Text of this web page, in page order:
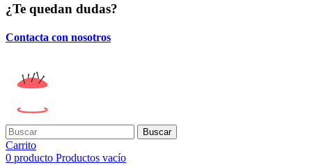
¿Te quedan dudas?
Contacta con nosotros
Buscar
Carrito
0 producto Productos vacío